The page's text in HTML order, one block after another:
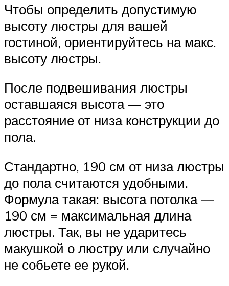
Чтобы определить допустимую
высоту люстры для вашей
гостиной, ориентируйтесь на макс.
высоту люстры.
После подвешивания люстры
оставшаяся высота — это
расстояние от низа конструкции до
пола.
Стандартно, 190 см от низа люстры
до пола считаются удобными.
Формула такая: высота потолка —
190 см = максимальная длина
люстры. Так, вы не ударитесь
макушкой о люстру или случайно
не собьете ее рукой.